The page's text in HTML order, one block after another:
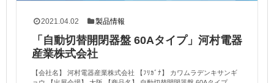
2021.04.02 製品情報
「自動切替開閉器盤 60Aタイプ」河村電器
産業株式会社
【会社名】 河村電器産業株式会社 【ﾌﾘｶﾞﾅ】 カワムラデンキサンギ